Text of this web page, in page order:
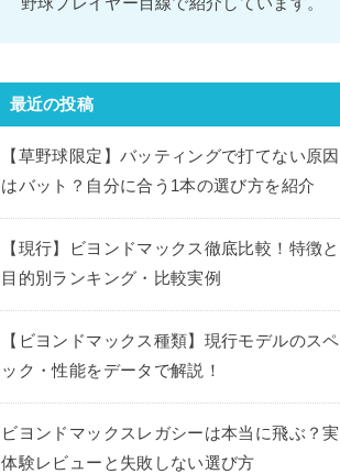
最近の投稿
【草野球限定】バッティングで打てない原因
はバット？自分に合う1本の選び方を紹介
【現行】ビヨンドマックス徹底比較！特徴と
目的別ランキング・比較実例
【ビヨンドマックス種類】現行モデルのスペ
ック・性能をデータで解説！
ビヨンドマックスレガシーは本当に飛ぶ？実
体験レビューと失敗しない選び方